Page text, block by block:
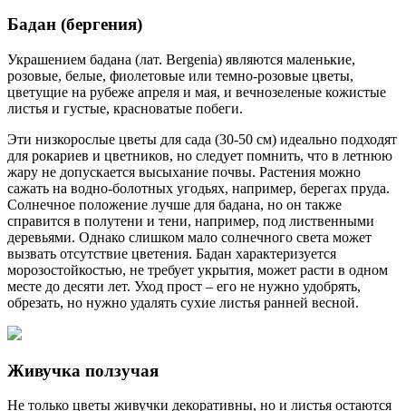
Бадан (бергения)
Украшением бадана (лат. Bergenia) являются маленькие,
розовые, белые, фиолетовые или темно-розовые цветы,
цветущие на рубеже апреля и мая, и вечнозеленые кожистые
листья и густые, красноватые побеги.
Эти низкорослые цветы для сада (30-50 см) идеально подходят
для рокариев и цветников, но следует помнить, что в летнюю
жару не допускается высыхание почвы. Растения можно
сажать на водно-болотных угодьях, например, берегах пруда.
Солнечное положение лучше для бадана, но он также
справится в полутени и тени, например, под лиственными
деревьями. Однако слишком мало солнечного света может
вызвать отсутствие цветения. Бадан характеризуется
морозостойкостью, не требует укрытия, может расти в одном
месте до десяти лет. Уход прост – его не нужно удобрять,
обрезать, но нужно удалять сухие листья ранней весной.
Живучка ползучая
Не только цветы живучки декоративны, но и листья остаются